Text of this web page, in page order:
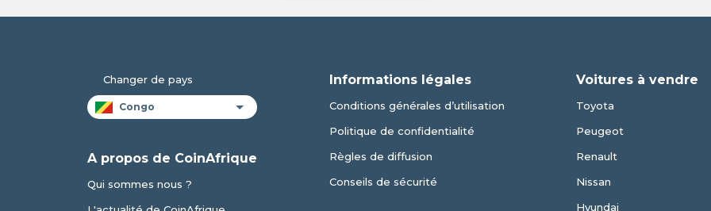
Changer de pays
A propos de CoinAfrique
Qui sommes nous ?
Informations légales
Conditions générales d’utilisation
Politique de confidentialité
Règles de diffusion
Conseils de sécurité
Voitures à vendre
Toyota
Peugeot
Renault
Nissan
Hyundai